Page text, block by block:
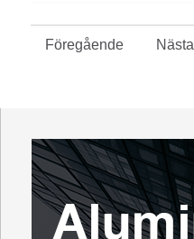
Föregående Nästa